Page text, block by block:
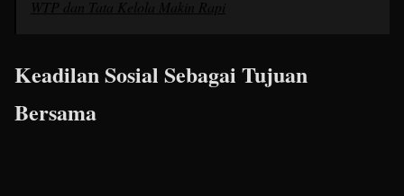
WTP dan Tata Kelola Makin Rapi
Keadilan Sosial Sebagai Tujuan
Bersama